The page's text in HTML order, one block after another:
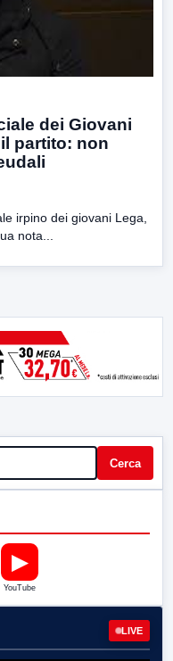
dei Giovani
partito: non
irpino dei giovani Lega,
nota...
Cerca
▶
YouTube
LIVE